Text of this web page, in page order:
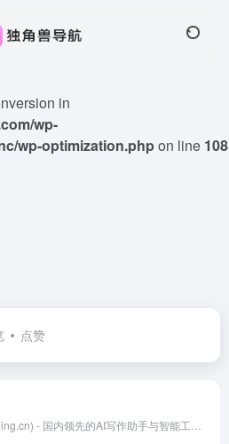
in
wp-
wp-optimization.phpon line 108
点赞